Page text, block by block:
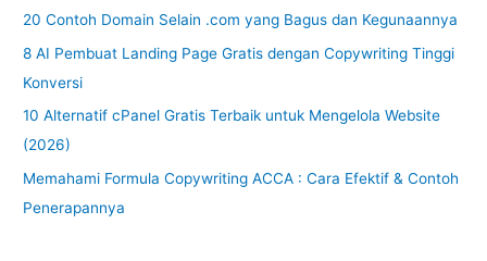
20 Contoh Domain Selain .com yang Bagus dan Kegunaannya
8 AI Pembuat Landing Page Gratis dengan Copywriting Tinggi
Konversi
10 Alternatif cPanel Gratis Terbaik untuk Mengelola Website
(2026)
Memahami Formula Copywriting ACCA : Cara Efektif & Contoh
Penerapannya